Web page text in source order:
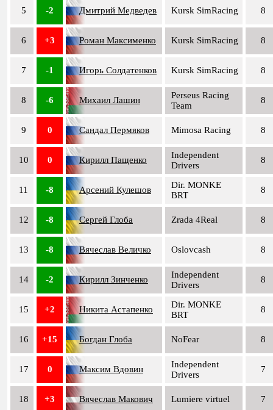
5 -2 Дмитрий Медведев Kursk SimRacing 8
6 +3 Роман Максименко Kursk SimRacing 8
7 -1 Игорь Солдатенков Kursk SimRacing 8
8 -6 Михаил Лашин
Perseus Racing
Team
8
9 0 Сандал Пермяков Mimosa Racing 8
10 0 Кирилл Пащенко
Independent
Drivers
8
11 -8 Арсений Кулешов
Dir. MONKE
BRT
8
12 -8 Сергей Глоба Zrada 4Real 8
13 -8 Вячеслав Величко Oslovcash 8
14 -2 Кирилл Зинченко
Independent
Drivers
8
15 +2 Никита Астапенко
Dir. MONKE
BRT
8
16 +15 Богдан Глоба NoFear 8
17 0 Максим Вдовин
Independent
Drivers
7
18 +3 Вячеслав Макович Lumiere virtuel 7